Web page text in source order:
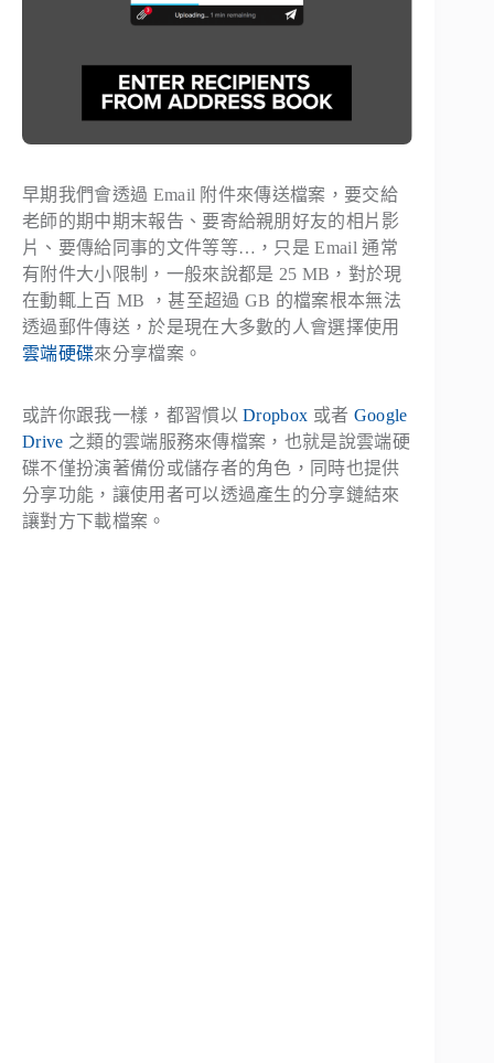
早期我們會透過 Email 附件來傳送檔案，要交給
老師的期中期末報告、要寄給親朋好友的相片影
片、要傳給同事的文件等等…，只是 Email 通常
有附件大小限制，一般來說都是 25 MB，對於現
在動輒上百 MB ，甚至超過 GB 的檔案根本無法
透過郵件傳送，於是現在大多數的人會選擇使用
雲端硬碟來分享檔案。
或許你跟我一樣，都習慣以Dropbox 或者 Google
Drive 之類的雲端服務來傳檔案，也就是說雲端硬
碟不僅扮演著備份或儲存者的角色，同時也提供
分享功能，讓使用者可以透過產生的分享鏈結來
讓對方下載檔案。